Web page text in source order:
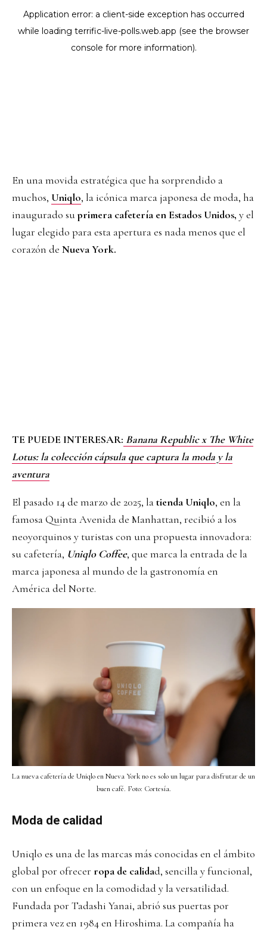
En una movida estratégica que ha sorprendido a
muchos, Uniqlo, la icónica marca japonesa de moda, ha
inaugurado suprimera cafetería en Estados Unidos, y el
lugar elegido para esta apertura es nada menos que el
corazón de Nueva York.
TE PUEDE INTERESAR: Banana Republic x The White
Lotus: la colección cápsula que captura la moda y la
aventura
El pasado 14 de marzo de 2025, latienda Uniqlo, en la
famosa Quinta Avenida de Manhattan, recibió a los
neoyorquinos y turistas con una propuesta innovadora:
su cafetería, Uniqlo Coffee, que marca la entrada de la
marca japonesa al mundo de la gastronomía en
América del Norte.
La nueva cafetería de Uniqlo en Nueva York no es solo un lugar para disfrutar de un
buen café. Foto: Cortesía.
Moda de calidad
Uniqlo es una de las marcas más conocidas en el ámbito
global por ofrecer ropa de calidad, sencilla y funcional,
con un enfoque en la comodidad y la versatilidad.
Fundada por Tadashi Yanai, abrió sus puertas por
primera vez en 1984 en Hiroshima. La compañía ha